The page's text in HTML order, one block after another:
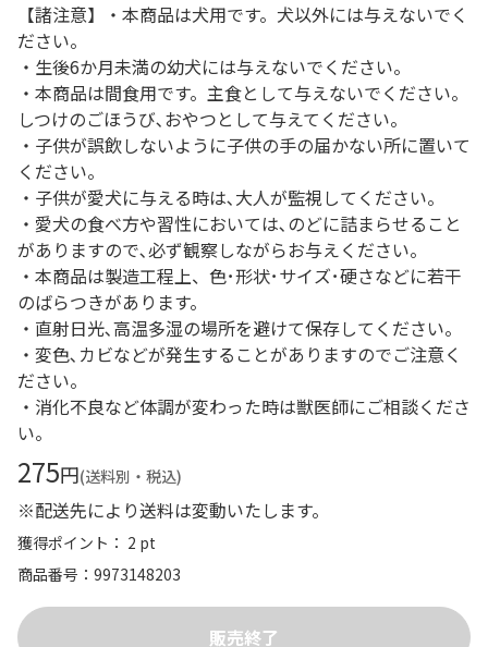
【諸注意】・本商品は犬用です。犬以外には与えないでく
ださい。
・生後6か月未満の幼犬には与えないでください。
・本商品は間食用です。主食として与えないでください。
しつけのごほうび､おやつとして与えてください。
・子供が誤飲しないように子供の手の届かない所に置いて
ください。
・子供が愛犬に与える時は､大人が監視してください。
・愛犬の食べ方や習性においては､のどに詰まらせること
がありますので､必ず観察しながらお与えください。
・本商品は製造工程上、色･形状･サイズ･硬さなどに若干
のばらつきがあります。
・直射日光､高温多湿の場所を避けて保存してください。
・変色､カビなどが発生することがありますのでご注意く
ださい。
・消化不良など体調が変わった時は獣医師にご相談くださ
い。
275円(送料別・税込)
※配送先により送料は変動いたします。
獲得ポイント： 2 pt
商品番号
9973148203